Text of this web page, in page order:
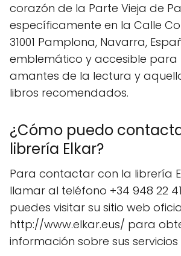
corazón de la Parte Vieja de
específicamente en la Calle
31001 Pamplona, Navarra,
emblemático y accesible para
amantes de la lectura y
libros recomendados.
¿Cómo puedo
librería Elkar?
Para contactar con la librería
llamar al teléfono +34 948 22
puedes visitar su sitio web
http://www.elkar.eus/ para
información sobre sus